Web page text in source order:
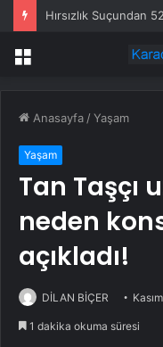
Hırsızlık Suçundan
Menü
Anasayfa /Yaşam
Yaşam
Tan Taşçı
neden
açıkladı!
DİLAN BİÇER
1 dakika okuma süresi